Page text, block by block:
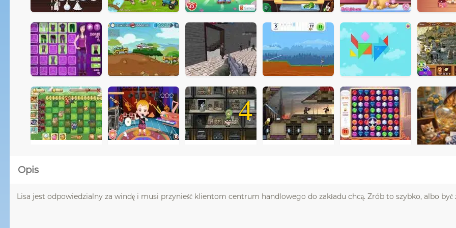
4
Opis
Lisa jest odpowiedzialny za windę i musi przynieść klientom centrum handlowego do zakładu chcą. Zrób to szybko, albo być